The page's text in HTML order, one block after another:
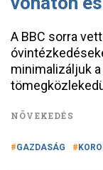
A BBC sorra
minimalizáljuk
NÖVEKEDÉS
GAZDASÁG